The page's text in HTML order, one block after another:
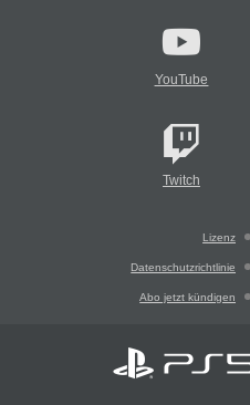
YouTube
Twitch
Lizenz
Datenschutzrichtlinie
Abo jetzt kündigen